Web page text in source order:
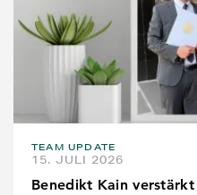
TEAM UPDATE
15. JULI 2026
Benedikt Kain